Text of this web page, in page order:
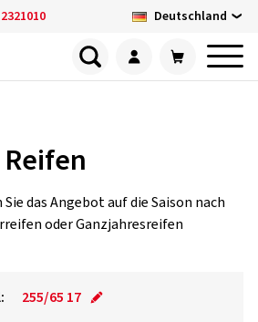
Deutschland
das Angebot auf die Saison nach
oder Ganzjahresreifen
255/65 17